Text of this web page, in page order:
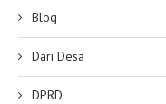
Blog
Dari Desa
DPRD